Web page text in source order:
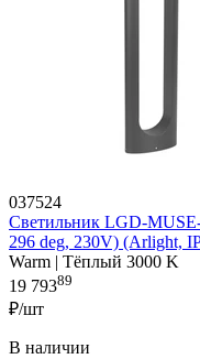
037524
Светильник LGD-
296 deg, 230V) (Arlight,
Warm | Тёплый 3000 K
19 79389
₽/шт
В наличии